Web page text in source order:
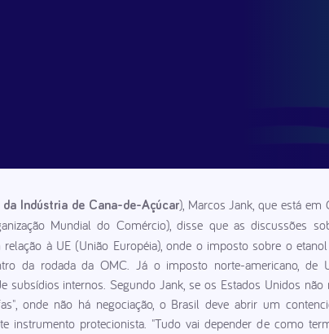
da Indústria de Cana-de-Açúcar), Marcos Jank, que está em
Mundial do Comércio), disse que as discussões
à UE (União Européia), onde o imposto sobre o
da rodada da OMC. Já o imposto norte-americano,
subsídios internos. Segundo Jank, se os Estados Unidos
onde não há negociação, o Brasil deve abrir um
instrumento protecionista. "Tudo vai depender de como